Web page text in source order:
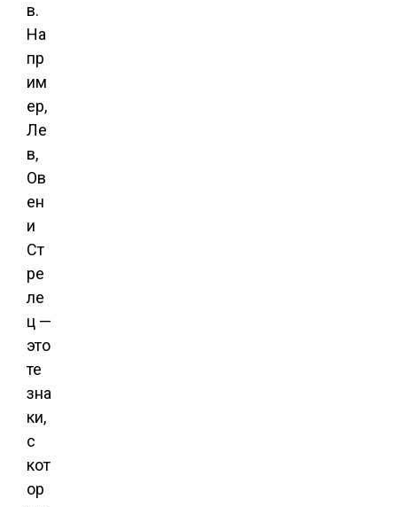
в.
На
пр
им
ер,
Ле
в,
Ов
ен
и
Ст
ре
ле
ц —
это
те
зна
ки,
с
кот
ор